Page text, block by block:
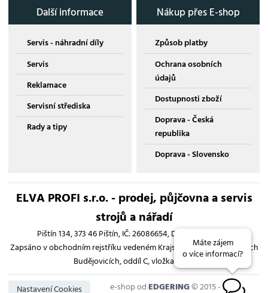
Další informace
Servis - náhradní díly
Servis
Reklamace
Servisní střediska
Rady a tipy
Nákup přes E-shop
Způsob platby
Ochrana osobních
údajů
Dostupnosti zboží
Doprava - Česká
republika
Doprava - Slovensko
ELVA PROFI s.r.o. - prodej, půjčovna a servis
strojů a nářadí
Pištín 134, 373 46 Pištín, IČ: 26086654, DIČ: CZ26086654
Zapsáno v obchodním rejstříku vedeném Krajským soudem v Českých
Budějovicích, oddíl C, vložka 13193
Nastavení Cookies e-shop odEDGERING© 2015 - 2026
Máte zájem
o více informací?
B